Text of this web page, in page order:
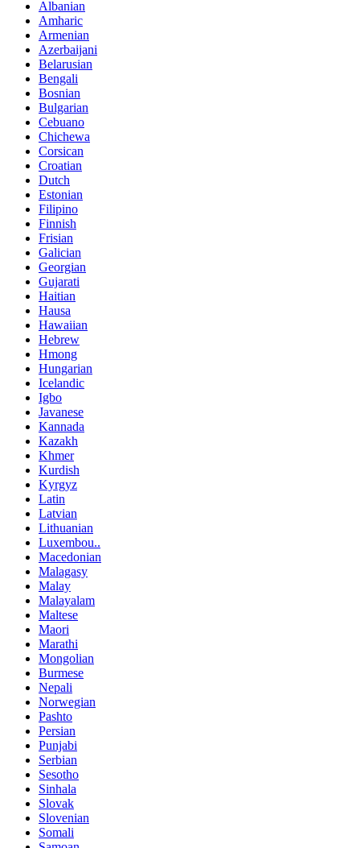
Albanian
Amharic
Armenian
Azerbaijani
Belarusian
Bengali
Bosnian
Bulgarian
Cebuano
Chichewa
Corsican
Croatian
Dutch
Estonian
Filipino
Finnish
Frisian
Galician
Georgian
Gujarati
Haitian
Hausa
Hawaiian
Hebrew
Hmong
Hungarian
Icelandic
Igbo
Javanese
Kannada
Kazakh
Khmer
Kurdish
Kyrgyz
Latin
Latvian
Lithuanian
Luxembou..
Macedonian
Malagasy
Malay
Malayalam
Maltese
Maori
Marathi
Mongolian
Burmese
Nepali
Norwegian
Pashto
Persian
Punjabi
Serbian
Sesotho
Sinhala
Slovak
Slovenian
Somali